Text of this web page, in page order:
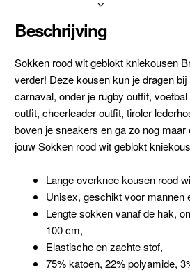
Beschrijving
Sokken rood wit geblokt kniekousen
verder! Deze kousen kun je dragen
carnaval, onder je rugby outfit,
outfit, cheerleader outfit, tiroler
boven je sneakers en ga zo nog maar
jouw Sokken rood wit geblokt
Lange overknee kousen rood
Unisex, geschikt voor mannen
Lengte sokken vanaf de hak,
100 cm,
Elastische en zachte stof,
75% katoen, 22% polyamide,